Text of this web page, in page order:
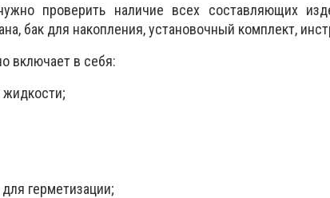
проверить наличие всех составляющих
бак для накопления, установочный комплект,
включает в себя:
жидкости;
герметизации;